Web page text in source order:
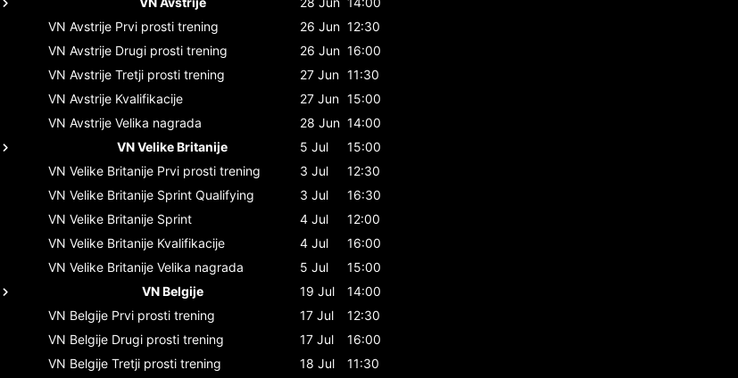
VN Avstrije Prvi prosti trening 26 Jun 12:30
VN Avstrije Drugi prosti trening 26 Jun 16:00
VN Avstrije Tretji prosti trening 27 Jun 11:30
VN Avstrije Kvalifikacije 27 Jun 15:00
VN Avstrije Velika nagrada 28 Jun 14:00
VN Velike Britanije
5 Jul
15:00
VN Velike Britanije Prvi prosti trening 3 Jul
12:30
VN Velike Britanije Sprint Qualifying 3 Jul
16:30
VN Velike Britanije Sprint 4 Jul
12:00
VN Velike Britanije Kvalifikacije 4 Jul
16:00
VN Velike Britanije Velika nagrada 5 Jul
15:00
VN Belgije
19 Jul
14:00
VN Belgije Prvi prosti trening 17 Jul
12:30
VN Belgije Drugi prosti trening 17 Jul
16:00
VN Belgije Tretji prosti trening 18 Jul
11:30